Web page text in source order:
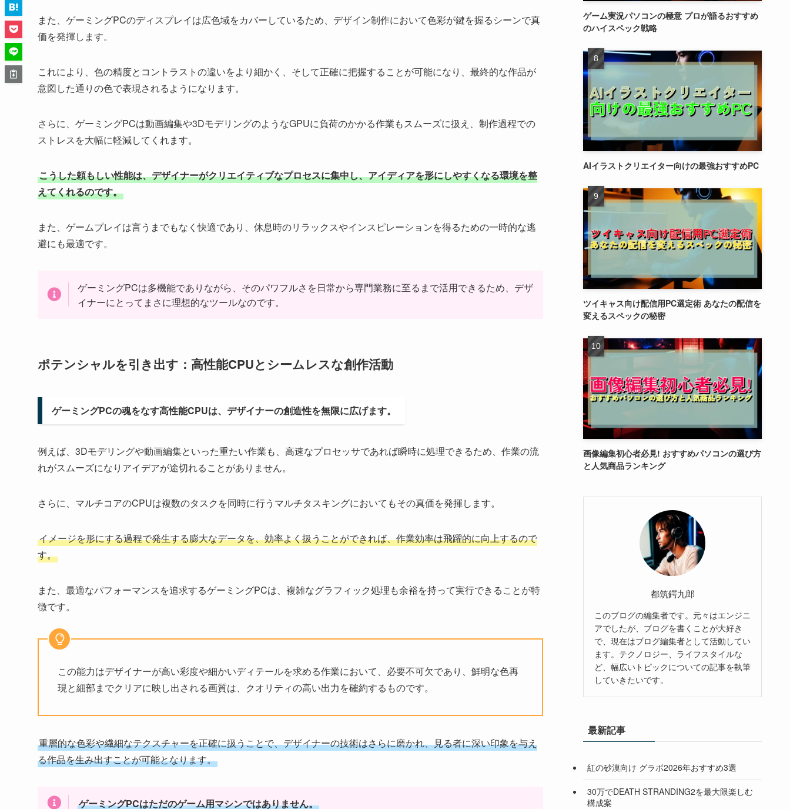
また、ゲーミングPCのディスプレイは広色域をカバーしているため、デザイン制作において色彩が鍵を握るシーンで真
価を発揮します。
これにより、色の精度とコントラストの違いをより細かく、そして正確に把握することが可能になり、最終的な作品が
意図した通りの色で表現されるようになります。
さらに、ゲーミングPCは動画編集や3DモデリングのようなGPUに負荷のかかる作業もスムーズに扱え、制作過程での
ストレスを大幅に軽減してくれます。
こうした頼もしい性能は、デザイナーがクリエイティブなプロセスに集中し、アイディアを形にしやすくなる環境を整
えてくれるのです。
また、ゲームプレイは言うまでもなく快適であり、休息時のリラックスやインスピレーションを得るための一時的な逃
避にも最適です。
ゲーミングPCは多機能でありながら、そのパワフルさを日常から専門業務に至るまで活用できるため、デザ
イナーにとってまさに理想的なツールなのです。
ポテンシャルを引き出す：高性能CPUとシームレスな創作活動
ゲーミングPCの魂をなす高性能CPUは、デザイナーの創造性を無限に広げます。
例えば、3Dモデリングや動画編集といった重たい作業も、高速なプロセッサであれば瞬時に処理できるため、作業の流
れがスムーズになりアイデアが途切れることがありません。
さらに、マルチコアのCPUは複数のタスクを同時に行うマルチタスキングにおいてもその真価を発揮します。
イメージを形にする過程で発生する膨大なデータを、効率よく扱うことができれば、作業効率は飛躍的に向上するので
す。
また、最適なパフォーマンスを追求するゲーミングPCは、複雑なグラフィック処理も余裕を持って実行できることが特
徴です。
この能力はデザイナーが高い彩度や細かいディテールを求める作業において、必要不可欠であり、鮮明な色再
現と細部までクリアに映し出される画質は、クオリティの高い出力を確約するものです。
重層的な色彩や繊細なテクスチャーを正確に扱うことで、デザイナーの技術はさらに磨かれ、見る者に深い印象を与え
る作品を生み出すことが可能となります。
ゲーミングPCはただのゲーム用マシンではありません。
ゲーム実況パソコンの極意 プロが語るおすすめ
のハイスペック戦略
AIイラストクリエイター向けの最強おすすめPC
ツイキャス向け配信用PC選定術 あなたの配信を
変えるスペックの秘密
画像編集初心者必見! おすすめパソコンの選び方
と人気商品ランキング
都筑鍔九郎
このブログの編集者です。元々はエンジニ
アでしたが、ブログを書くことが大好き
で、現在はブログ編集者として活動してい
ます。テクノロジー、ライフスタイルな
ど、幅広いトピックについての記事を執筆
していきたいです。
最新記事
紅の砂漠向け グラボ2026年おすすめ3選
30万でDEATH STRANDING2を最大限楽しむ
構成案